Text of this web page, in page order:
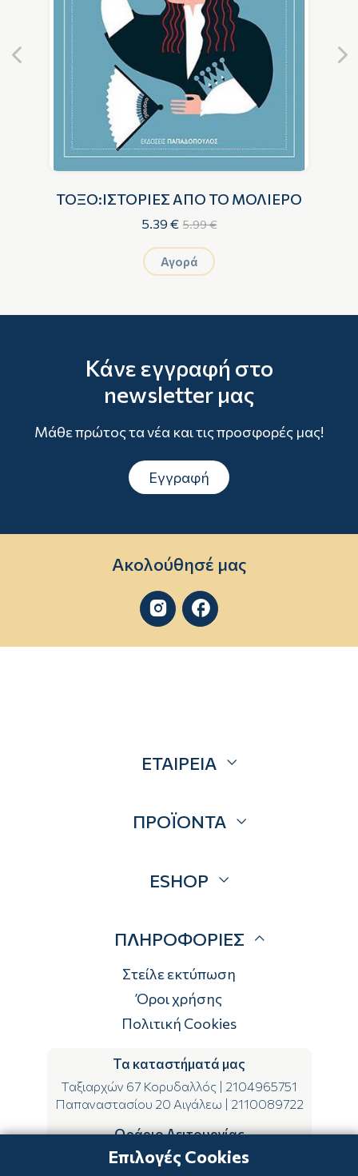
ΤΟΞΟ:ΙΣΤΟΡΙΕΣ ΑΠΟ ΤΟ ΜΟΛΙΕΡΟ
5.39 € 5.99 €
Αγορά
Κάνε εγγραφή στο
newsletter μας
Μάθε πρώτος τα νέα και τις προσφορές μας!
Εγγραφή
Ακολούθησέ μας
 
ΕΤΑΙΡΕΙΑ
Επικοινωνία
ΠΡΟΪΟΝΤΑ
Brands
ESHOP
Τρόποι αποστολής
Τρόποι πληρωμής
Επιστροφές
ΠΛΗΡΟΦΟΡΙΕΣ
Στείλε εκτύπωση
Όροι χρήσης
Πολιτική Cookies
Τα καταστήματά μας
Ταξιαρχών 67 Κορυδαλλός
2104965751
Παπαναστασίου 20 Αιγάλεω
2110089722
Ωράριο Λειτουργίας
ΔΕ-ΤΕ-ΣΑ 09:00-15:00
Επιλογές Cookies